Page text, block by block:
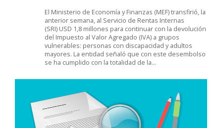
El Ministerio de Economía y Finanzas (MEF) transfirió, la
anterior semana, al Servicio de Rentas Internas
(SRI) USD 1,8 millones para continuar con la devolución
del Impuesto al Valor Agregado (IVA) a grupos
vulnerables: personas con discapacidad y adultos
mayores. La entidad señaló que con este desembolso
se ha cumplido con la totalidad de la…